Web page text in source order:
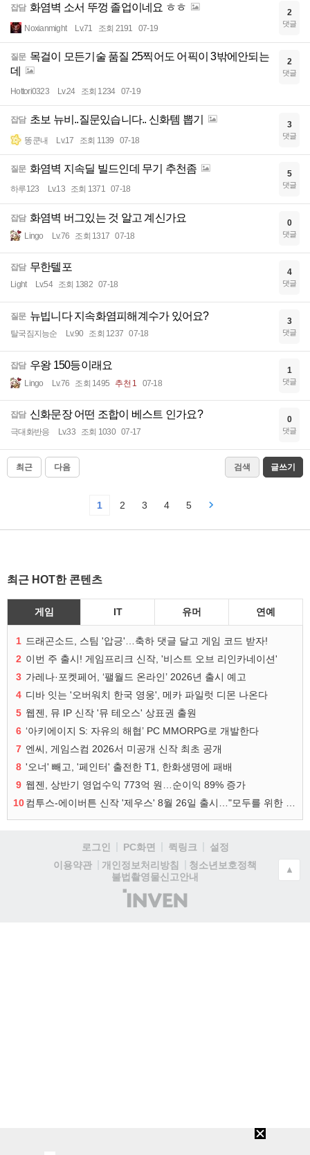
잡담 화염벽 소서 뚜껑 졸업이네요 ㅎㅎ
Noxianmight Lv.71 조회 2191 07-19
2
댓글
질문 목걸이 모든기술 품질 25찍어도 어픽이 3밖에안되는
데
Hottori0323 Lv.24 조회 1234 07-19
2
댓글
잡담 초보 뉴비..질문있습니다.. 신화템 뽑기
똥쿤내 Lv.17 조회 1139 07-18
3
댓글
질문 화염벽 지속딜 빌드인데 무기 추천좀
하루123 Lv.13 조회 1371 07-18
5
댓글
잡담 화염벽 버그있는 것 알고 계신가요
Lingo Lv.76 조회 1317 07-18
0
댓글
잡담 무한텔포
Light Lv.54 조회 1382 07-18
4
댓글
질문 뉴빕니다 지속화염피해계수가 있어요?
탈국짐지능순 Lv.90 조회 1237 07-18
3
댓글
잡담 우왕 150등이래요
Lingo Lv.76 조회 1495 추천 1 07-18
1
댓글
잡담 신화문장 어떤 조합이 베스트 인가요?
극대화반응 Lv.33 조회 1030 07-17
0
댓글
최근 다음 검색 글쓰기
1 2 3 4 5
최근 HOT한 콘텐츠
게임 IT 유머 연예
1 드래곤소드, 스팀 '압긍'…축하 댓글 달고 게임 코드 받자!
2 이번 주 출시! 게임프리크 신작, '비스트 오브 리인카네이션'
3 가레나·포켓페어, ‘팰월드 온라인’ 2026년 출시 예고
4 디바 잇는 '오버워치 한국 영웅', 메카 파일럿 디몬 나온다
5 웹젠, 뮤 IP 신작 '뮤 테오스' 상표권 출원
6 ‘아키에이지 S: 자유의 해협’ PC MMORPG로 개발한다
7 엔씨, 게임스컴 2026서 미공개 신작 최초 공개
8 '오너' 빼고, '페인터' 출전한 T1, 한화생명에 패배
9 웹젠, 상반기 영업수익 773억 원…순이익 89% 증가
10
로그인 PC화면 퀵링크
설정
이용약관
개인정보처리방침
청소년보호정책
불법촬영물신고안내
(주)
인
▲